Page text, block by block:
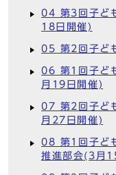
04 第3回子ど
18日開催)
05 第2回子ど
06 第1回子ど
月19日開催)
07 第2回子ど
月27日開催)
08 第1回子ど
推進部会(3月